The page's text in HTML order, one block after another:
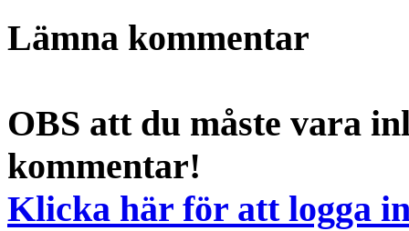
Lämna kommentar
OBS att du måste vara
kommentar!
Klicka här för att logga